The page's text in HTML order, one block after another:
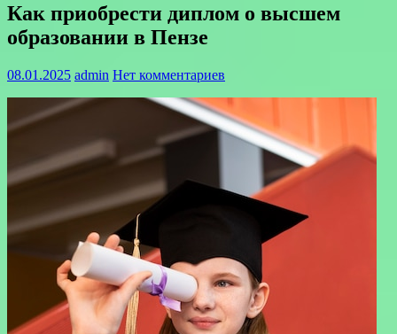
Как приобрести диплом о высшем
образовании в Пензе
08.01.2025 admin Нет комментариев